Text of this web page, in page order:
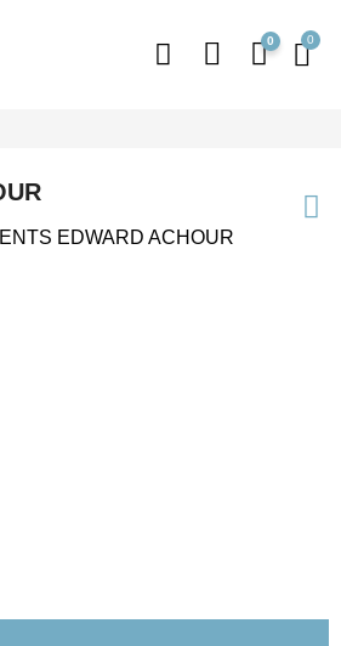
0
EDWARD ACHOUR